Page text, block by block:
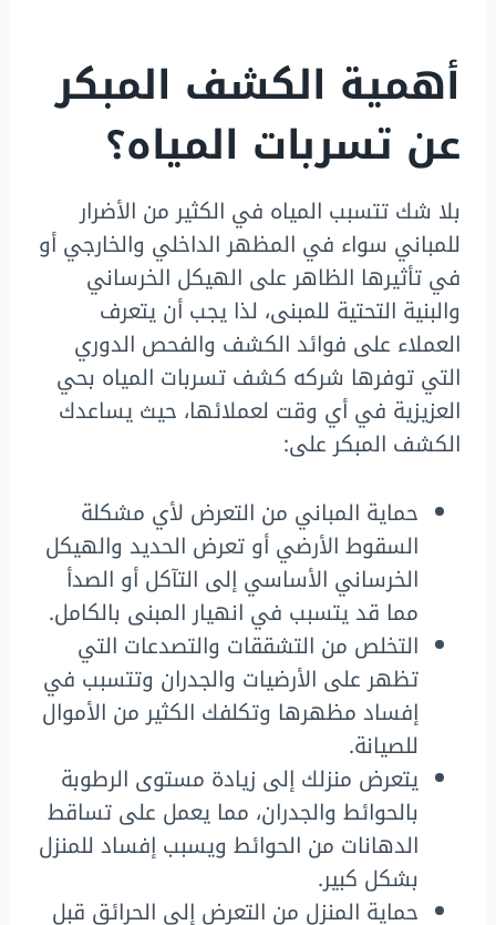
أهمية الكشف المبكر
عن تسربات المياه؟
بلا شك تتسبب المياه في الكثير من الأضرار
للمباني سواء في المظهر الداخلي والخارجي أو
في تأثيرها الظاهر على الهيكل الخرساني
والبنية التحتية للمبنى، لذا يجب أن يتعرف
العملاء على فوائد الكشف والفحص الدوري
التي توفرها شركه كشف تسربات المياه بحي
العزيزية في أي وقت لعملائها، حيث يساعدك
الكشف المبكر على:
حماية المباني من التعرض لأي مشكلة
السقوط الأرضي أو تعرض الحديد والهيكل
الخرساني الأساسي إلى التآكل أو الصدأ
مما قد يتسبب في انهيار المبنى بالكامل.
التخلص من التشققات والتصدعات التي
تظهر على الأرضيات والجدران وتتسبب في
إفساد مظهرها وتكلفك الكثير من الأموال
للصيانة.
يتعرض منزلك إلى زيادة مستوى الرطوبة
بالحوائط والجدران، مما يعمل على تساقط
الدهانات من الحوائط ويسبب إفساد للمنزل
بشكل كبير.
حماية المنزل من التعرض إلى الحرائق قبل